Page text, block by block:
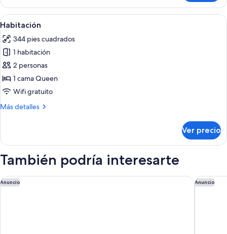
superior
(2
Adults
Child
Abrir
todas
las
fotos
de
Habitación
Una habitación de hotel acogedora
12
Habitación
344 pies cuadrados
1 habitación
2 personas
1 cama Queen
Wifi gratuito
Más detalles
Más
Ver precio
También podría interesarte
Anuncio
Auberge du Manoir Anuncio
Grand